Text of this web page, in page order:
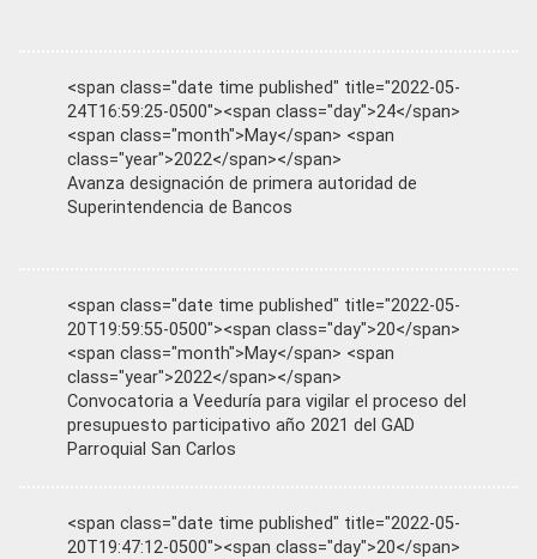
<span class="date time published" title="2022-05-
24T16:59:25-0500"><span class="day">24</span>
<span class="month">May</span> <span
class="year">2022</span></span>
Avanza designación de primera autoridad de
Superintendencia de Bancos
<span class="date time published" title="2022-05-
20T19:59:55-0500"><span class="day">20</span>
<span class="month">May</span> <span
class="year">2022</span></span>
Convocatoria a Veeduría para vigilar el proceso del
presupuesto participativo año 2021 del GAD
Parroquial San Carlos
<span class="date time published" title="2022-05-
20T19:47:12-0500"><span class="day">20</span>